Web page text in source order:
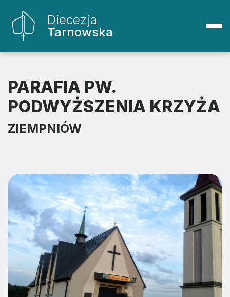
Diecezja
Tarnowska
PARAFIA PW.
PODWYŻSZENIA KRZYŻA
ZIEMPNIÓW